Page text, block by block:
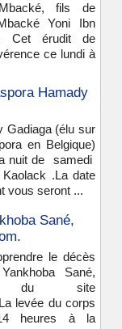
fils de
Yoni Ibn
Cet érudit de
ce lundi à
Hamady
Gadiaga (élu sur
en Belgique)
nuit de samedi
.La date
vous seront ...
Sané,
le décès
Sané,
du site
levée du corps
heures à la